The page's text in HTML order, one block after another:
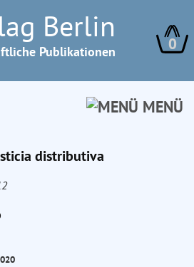
Berlin
Publikationen 0
MENÜ
distributiva